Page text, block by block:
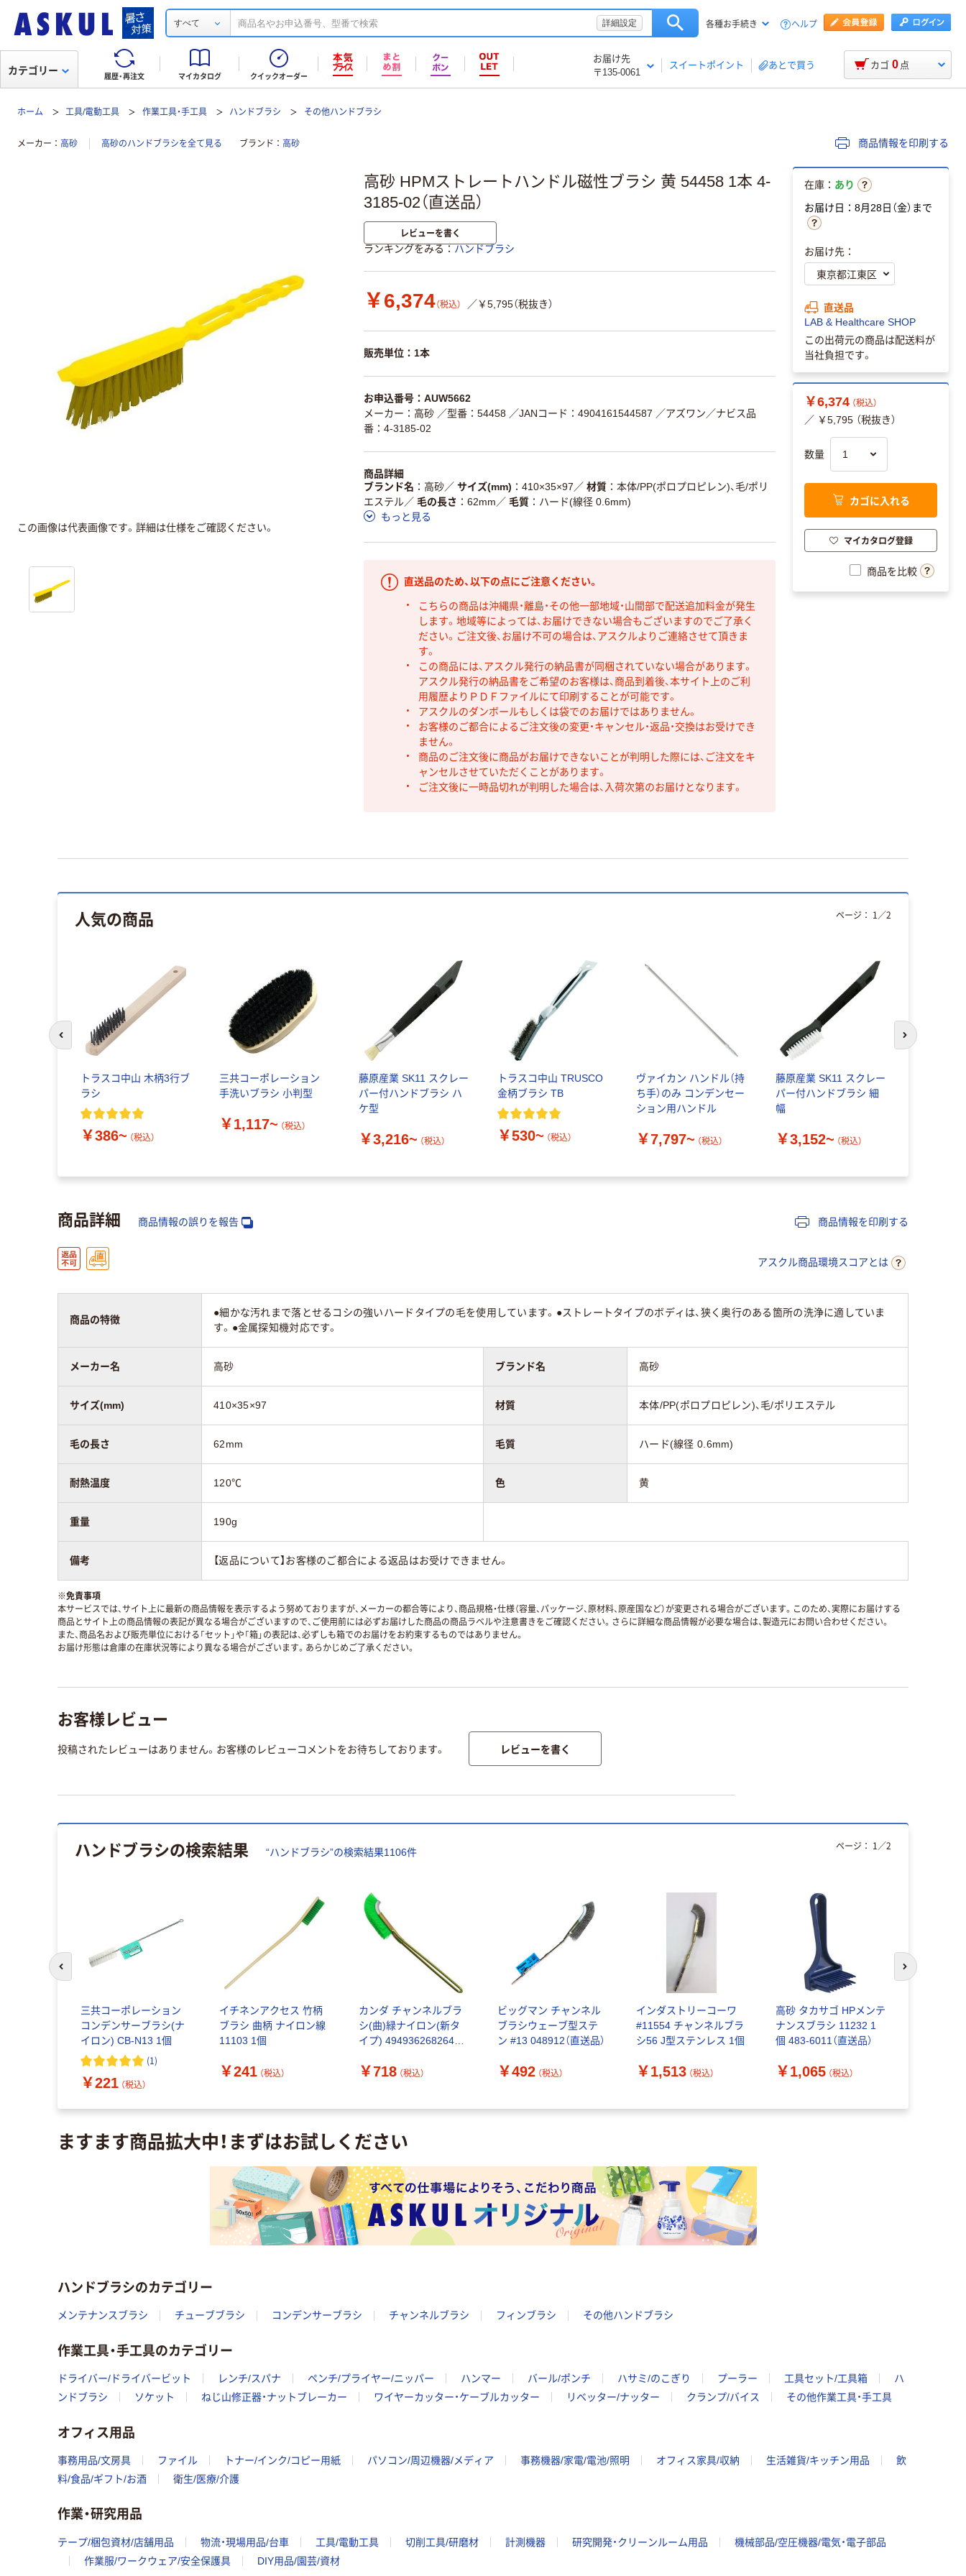
すべて 詳細設定 各種お手続き ヘルプ
履歴・再注文 マイカタログ クイックオーダー
お届け先
〒135-0061
スイートポイント あとで買う
カテゴリー カゴ 0 点
ホーム 工具/電動工具 作業工具・手工具 ハンドブラシ その他ハンドブラシ
メーカー 高砂 高砂のハンドブラシを全て見る ブランド 高砂 商品情報を印刷する
高砂 HPMストレートハンドル磁性ブラシ 黄 54458 1本 4-
3185-02（直送品）
レビューを書く
ランキングをみる ハンドブラシ
￥6,374（税込） ／￥5,795（税抜き）
販売単位：1本
お申込番号：AUW5662
メーカー：高砂 ／型番：54458 ／JANコード：4904161544587 ／アズワン／ナビス品
番：4-3185-02
商品詳細
ブランド名
高砂／ サイズ(mm) 410×35×97 ／ 材質
本体/PP(ポロプロピレン)、毛/ポリ
エステル／ 毛の長さ 62mm ／ 毛質
ハード(線径 0.6mm)
もっと見る
直送品のため、以下の点にご注意ください。
こちらの商品は沖縄県・離島・その他一部地域・山間部で配送追加料金が発生
します。地域等によっては、お届けできない場合もございますのでご了承く
ださい。ご注文後、お届け不可の場合は、アスクルよりご連絡させて頂きま
す。
この商品には、アスクル発行の納品書が同梱されていない場合があります。
アスクル発行の納品書をご希望のお客様は、商品到着後、本サイト上のご利
用履歴よりＰＤＦファイルにて印刷することが可能です。
アスクルのダンボールもしくは袋でのお届けではありません。
お客様のご都合によるご注文後の変更・キャンセル・返品・交換はお受けでき
ません。
商品のご注文後に商品がお届けできないことが判明した際には、ご注文をキ
ャンセルさせていただくことがあります。
ご注文後に一時品切れが判明した場合は、入荷次第のお届けとなります。
この画像は代表画像です。詳細は仕様をご確認ください。
在庫： あり
お届け日：8月28日（金）まで
お届け先：
直送品
LAB & Healthcare SHOP
この出荷元の商品は配送料が
当社負担です。
￥6,374 （税込）
／ ￥5,795 （税抜き）
数量
カゴに入れる
マイカタログ登録
商品を比較
人気の商品
トラスコ中山 木柄3行ブ
ラシ
￥386~ （税込）
三共コーポレーション
手洗いブラシ 小判型
￥1,117~ （税込）
藤原産業 SK11 スクレー
パー付ハンドブラシ ハ
ケ型
￥3,216~ （税込）
トラスコ中山 TRUSCO
金柄ブラシ TB
￥530~ （税込）
ヴァイカン ハンドル（持
ち手）のみ コンデンセー
ション用ハンドル
￥7,797~ （税込）
藤原産業 SK11 スクレー
パー付ハンドブラシ 細
幅
￥3,152~ （税込）
ページ： 1 ／2
前のスライドへ 次のスライド
商品詳細 商品情報の誤りを報告 商品情報を印刷する
アスクル商品環境スコアとは
商品の特徴
●細かな汚れまで落とせるコシの強いハードタイプの毛を使用しています。●ストレートタイプのボディは、狭く奥行のある箇所の洗浄に適していま
す。●金属探知機対応です。
メーカー名 高砂 ブランド名 高砂
サイズ(mm) 410×35×97 材質 本体/PP(ポロプロピレン)、毛/ポリエステル
毛の長さ 62mm 毛質 ハード(線径 0.6mm)
耐熱温度 120℃ 色 黄
重量 190g
備考 【返品について】お客様のご都合による返品はお受けできません。
※免責事項
本サービスでは、サイト上に最新の商品情報を表示するよう努めておりますが、メーカーの都合等により、商品規格・仕様（容量、パッケージ、原材料、原産国など）が変更される場合がございます。このため、実際にお届けする
商品とサイト上の商品情報の表記が異なる場合がございますので、ご使用前には必ずお届けした商品の商品ラベルや注意書きをご確認ください。さらに詳細な商品情報が必要な場合は、製造元にお問い合わせください。
また、商品名および販売単位における「セット」や「箱」の表記は、必ずしも箱でのお届けをお約束するものではありません。
お届け形態は倉庫の在庫状況等により異なる場合がございます。あらかじめご了承ください。
お客様レビュー
投稿されたレビューはありません。お客様のレビューコメントをお待ちしております。 レビューを書く
ハンドブラシの検索結果 “ハンドブラシ”の検索結果1106件
三共コーポレーション
コンデンサーブラシ(ナ
イロン) CB-N13 1個
(1)
￥221 （税込）
イチネンアクセス 竹柄
ブラシ 曲柄 ナイロン線
11103 1個
￥241 （税込）
カンダ チャンネルブラ
シ(曲)緑ナイロン(新タ
イプ) 4949362682645 1
￥718 （税込）
ビッグマン チャンネル
ブラシウェーブ型ステ
ン #13 048912（直送品）
￥492 （税込）
インダストリーコーワ
#11554 チャンネルブラ
シ56 J型ステンレス 1個
￥1,513 （税込）
高砂 タカサゴ HPメンテ
ナンスブラシ 11232 1
個 483-6011（直送品）
￥1,065 （税込）
ページ： 1 ／2
次のスライド
ますます商品拡大中！まずはお試しください
ハンドブラシのカテゴリー
メンテナンスブラシ チューブブラシ コンデンサーブラシ チャンネルブラシ フィンブラシ その他ハンドブラシ
作業工具・手工具のカテゴリー
ドライバー/ドライバービット レンチ/スパナ ペンチ/プライヤー/ニッパー ハンマー バール/ポンチ ハサミ/のこぎり プーラー 工具セット/工具箱
ハ
ンドブラシ
ソケット ねじ山修正器・ナットブレーカー ワイヤーカッター・ケーブルカッター リベッター/ナッター クランプ/バイス その他作業工具・手工具
オフィス用品
事務用品/文房具 ファイル トナー/インク/コピー用紙 パソコン/周辺機器/メディア 事務機器/家電/電池/照明 オフィス家具/収納 生活雑貨/キッチン用品
飲
料/食品/ギフト/お酒
衛生/医療/介護
作業・研究用品
テープ/梱包資材/店舗用品 物流・現場用品/台車 工具/電動工具 切削工具/研磨材 計測機器 研究開発・クリーンルーム用品
機械部品/空圧機器/電気・電子部品
作業服/ワークウェア/安全保護具
DIY用品/園芸/資材